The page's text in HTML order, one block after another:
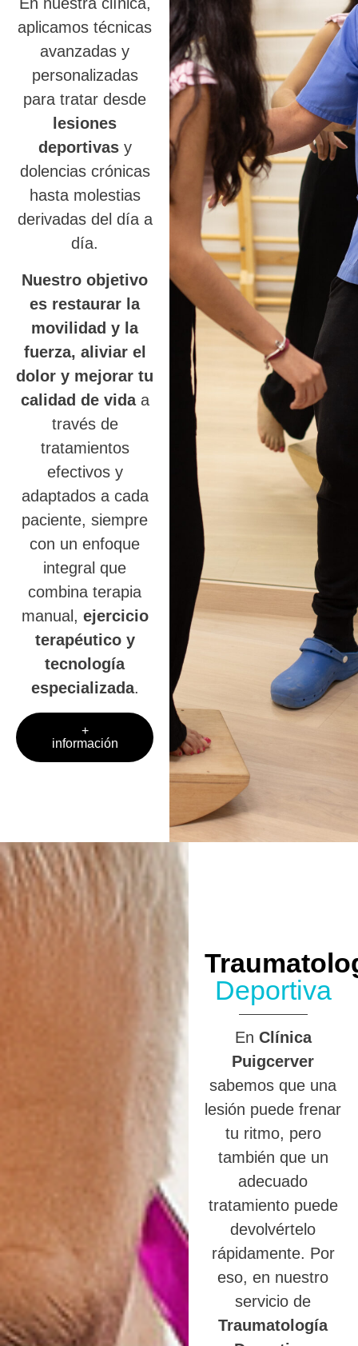
aplicamos técnicas
avanzadas y
personalizadas
para tratar desde
lesiones
deportivasy
dolencias crónicas
hasta molestias
derivadas del día a
día.
Nuestro objetivo
es restaurar la
movilidad y la
fuerza, aliviar el
dolor y mejorar tu
calidad de vidaa
través de
tratamientos
efectivos y
adaptados a cada
paciente, siempre
con un enfoque
integral que
combina terapia
manual, ejercicio
terapéutico y
tecnología
especializada.
+
información
Deportiva
En Clínica
Puigcerver
sabemos que una
lesión puede frenar
tu ritmo, pero
también que un
adecuado
tratamiento puede
devolvértelo
rápidamente. Por
eso, en nuestro
servicio de
Traumatología